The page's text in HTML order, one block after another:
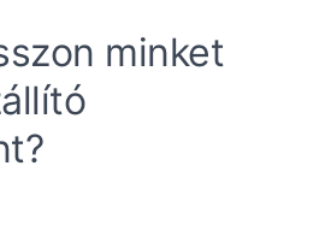
minket